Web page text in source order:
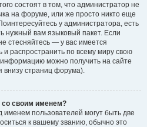
состоят в том, что администратор не
на форуме, или же просто никто еще
у администратора, есть
нужный вам языковый пакет. Если
стесняйтесь — у вас имеется
и распространить по всему миру свою
можно получить на сайте
внизу страниц форума).
со своим именем?
пользователей могут быть две
к вашему званию, обычно это